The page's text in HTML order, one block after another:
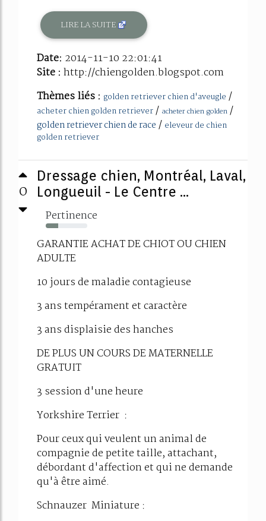
LIRE LA SUITE
Date: 2014-11-10 22:01:41
Site : http://chiengolden.blogspot.com
Thèmes liés : golden retriever chien d'aveugle /
acheter chien golden retriever/ acheter chien golden /
golden retriever chien de race / eleveur de chien
golden retriever
0
Dressage chien, Montréal, Laval,
Longueuil - Le Centre ...
Pertinence
30%
GARANTIE ACHAT DE CHIOT OU CHIEN
ADULTE
10 jours de maladie contagieuse
3 ans tempérament et caractère
3 ans displaisie des hanches
DE PLUS UN COURS DE MATERNELLE
GRATUIT
3 session d'une heure
Yorkshire Terrier :
Pour ceux qui veulent un animal de
compagnie de petite taille, attachant,
débordant d'affection et qui ne demande
qu'à être aimé.
Schnauzer Miniature :